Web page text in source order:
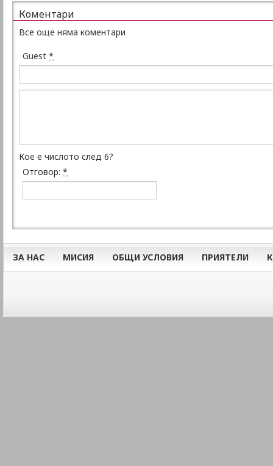
Коментари
Все още няма коментари
Guest *
Кое е числото след 6?
Отговор: *
ЗА НАС МИСИЯ ОБЩИ УСЛОВИЯ ПРИЯТЕЛИ